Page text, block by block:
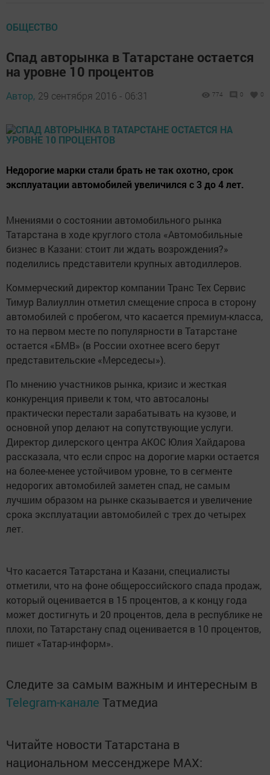
ОБЩЕСТВО
Спад авторынка в Татарстане остается
на уровне 10 процентов
Автор, 29 сентября 2016 - 06:31 774 0 0
Недорогие марки стали брать не так охотно, срок
эксплуатации автомобилей увеличился с 3 до 4 лет.
Мнениями о состоянии автомобильного рынка
Татарстана в ходе круглого стола «Автомобильные
бизнес в Казани: стоит ли ждать возрождения?»
поделились представители крупных автодиллеров.
Коммерческий директор компании Транс Тех Сервис
Тимур Валиуллин отметил смещение спроса в сторону
автомобилей с пробегом, что касается премиум-класса,
то на первом месте по популярности в Татарстане
остается «БМВ» (в России охотнее всего берут
представительские «Мерседесы»).
По мнению участников рынка, кризис и жесткая
конкуренция привели к том, что автосалоны
практически перестали зарабатывать на кузове, и
основной упор делают на сопутствующие услуги.
Директор дилерского центра АКОС Юлия Хайдарова
рассказала, что если спрос на дорогие марки остается
на более-менее устойчивом уровне, то в сегменте
недорогих автомобилей заметен спад, не самым
лучшим образом на рынке сказывается и увеличение
срока эксплуатации автомобилей с трех до четырех
лет.
Что касается Татарстана и Казани, специалисты
отметили, что на фоне общероссийского спада продаж,
который оценивается в 15 процентов, а к концу года
может достигнуть и 20 процентов, дела в республике не
плохи, по Татарстану спад оценивается в 10 процентов,
пишет «Татар-информ».
Следите за самым важным и интересным в
Telegram-канале Татмедиа
Читайте новости Татарстана в
национальном мессенджере MАХ: